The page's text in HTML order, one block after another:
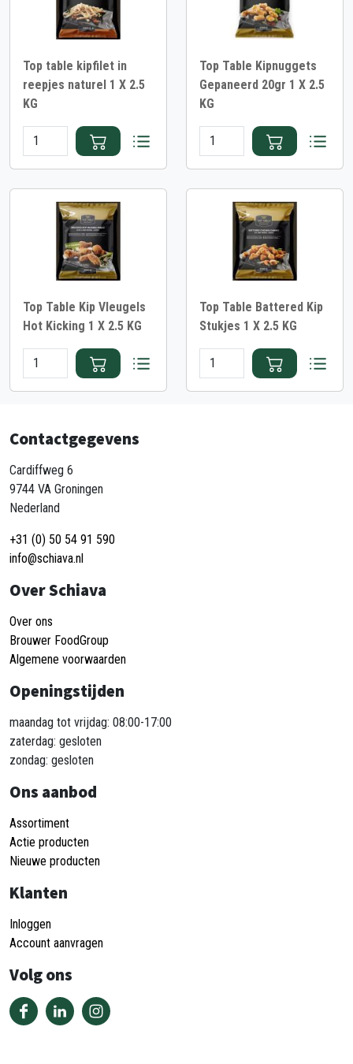
Top table kipfilet in
reepjes naturel 1 X 2.5
KG
Top Table Kipnuggets
Gepaneerd 20gr 1 X 2.5
KG
Top Table Kip Vleugels
Hot Kicking 1 X 2.5 KG
Top Table Battered Kip
Stukjes 1 X 2.5 KG
Contactgegevens
Cardiffweg 6
9744 VA Groningen
Nederland
+31 (0) 50 54 91 590
info@schiava.nl
Over Schiava
Over ons
Brouwer FoodGroup
Algemene voorwaarden
Openingstijden
maandag tot vrijdag: 08:00-17:00
zaterdag: gesloten
zondag: gesloten
Ons aanbod
Assortiment
Actie producten
Nieuwe producten
Klanten
Inloggen
Account aanvragen
Volg ons